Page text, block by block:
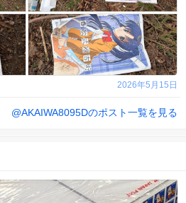
2026年5月15日
@AKAIWA8095Dのポスト一覧を見る